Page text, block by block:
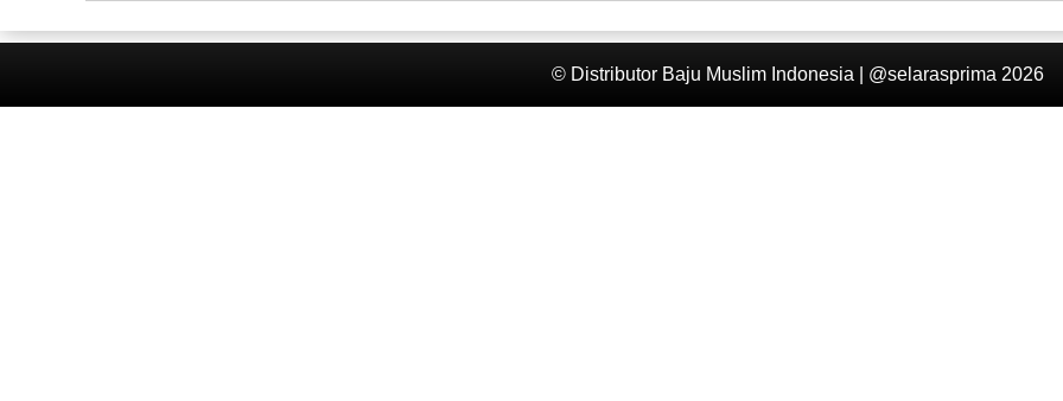
© Distributor Baju Muslim Indonesia | @selarasprima 2026